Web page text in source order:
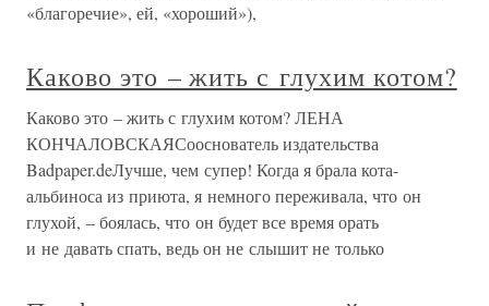
«благоречие», ей, «хороший»),
Каково это – жить с глухим котом?
Каково это – жить с глухим котом? ЛЕНА
КОНЧАЛОВСКАЯСооснователь издательства
Badpaper.deЛучше, чем супер! Когда я брала кота-
альбиноса из приюта, я немного переживала, что он
глухой, – боялась, что он будет все время орать
и не давать спать, ведь он не слышит не только